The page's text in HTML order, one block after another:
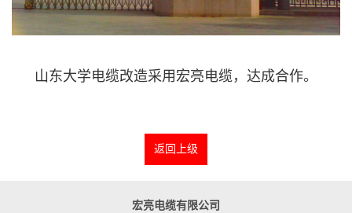
山东大学电缆改造采用宏亮电缆，达成合作。
返回上级
宏亮电缆有限公司